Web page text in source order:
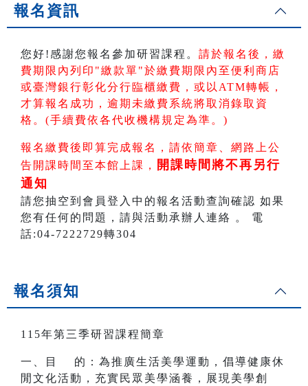
報名資訊
您好!感謝您報名參加研習課程。 請於報名後，繳
費期限內列印"繳款單"於繳費期限內至便利商店
或臺灣銀行彰化分行臨櫃繳費，或以ATM轉帳 ，
才算報名成功，逾期未繳費系統將取消錄取資
格。(手續費依各代收機構規定為準。)
報名繳費後即算完成報名，請依簡章、網路上公
告開課時間至本館上課，
開課時間將不再另行
通知
請您抽空到會員登入中的報名活動查詢確認 如果
您有任何的問題，請與活動承辦人連絡 。 電
話:04-7222729轉304
報名須知
115年第三季研習課程簡章
一、目 的：為推廣生活美學運動，倡導健康休
閒文化活動，充實民眾美學涵養，展現美學創